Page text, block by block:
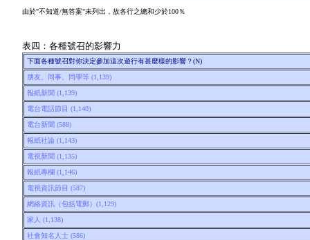
由於"不知道/無答案"未列出，故各行之總和少於100％
表四：各種號召的影響力
下面各種號召對你決定參加這次遊行有甚麼樣的影響？(N)
朋友、同事、同學等 (1,139)
報紙新聞 (1,139)
電台電話節目 (1,140)
電台新聞 (588)
報紙社論 (1,143)
電視新聞 (1,135)
報紙專欄 (1,146)
電視資訊節目 (587)
網絡資訊（包括電郵）(1,129)
家人 (1,138)
社會知名人士 (586)